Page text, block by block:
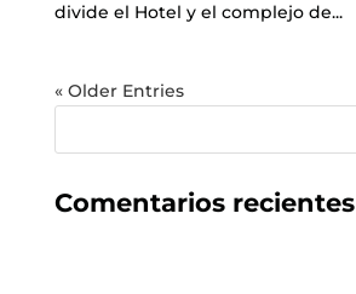
divide el Hotel y el complejo de...
« Older Entries
Comentarios recientes